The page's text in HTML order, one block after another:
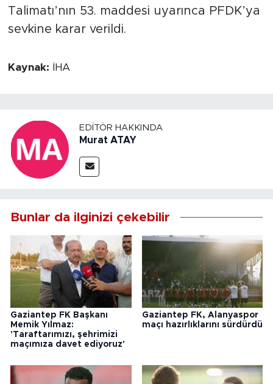
Talimatı’nın 53. maddesi uyarınca PFDK’ya
sevkine karar verildi.
Kaynak: İHA
EDITÖR HAKKINDA
Murat ATAY
Bunlar da ilginizi çekebilir
Gaziantep FK Başkanı
Memik Yılmaz:
'Taraftarımızı, şehrimizi
maçımıza davet ediyoruz'
Gaziantep FK, Alanyaspor
maçı hazırlıklarını sürdürdü